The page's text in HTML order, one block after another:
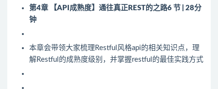
第4章 【API成熟度】通往真正REST的之路6 节 | 28分
钟
本章会带领大家梳理Restful风格api的相关知识点，理
解Restful的成熟度级别，并掌握restful的最佳实践方式